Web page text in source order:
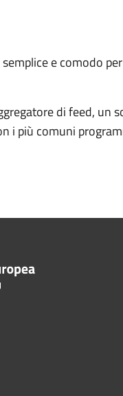
e comodo
di feed, un
i più comuni